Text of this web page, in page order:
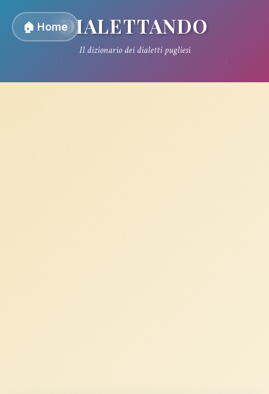
🏠 HomeDIALETTANDO
Il dizionario dei dialetti pugliesi